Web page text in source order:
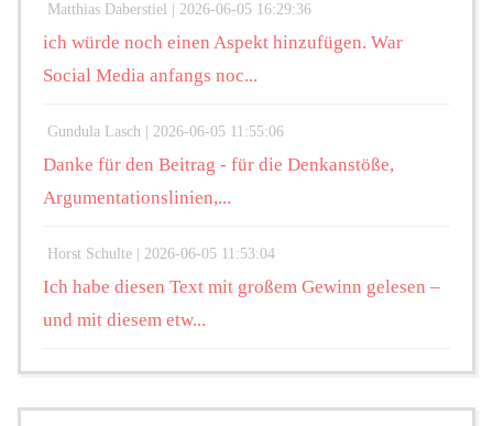
Matthias Daberstiel | 2026-06-05 16:29:36
ich würde noch einen Aspekt hinzufügen. War
Social Media anfangs noc...
Gundula Lasch | 2026-06-05 11:55:06
Danke für den Beitrag - für die Denkanstöße,
Argumentationslinien,...
Horst Schulte | 2026-06-05 11:53:04
Ich habe diesen Text mit großem Gewinn gelesen –
und mit diesem etw...